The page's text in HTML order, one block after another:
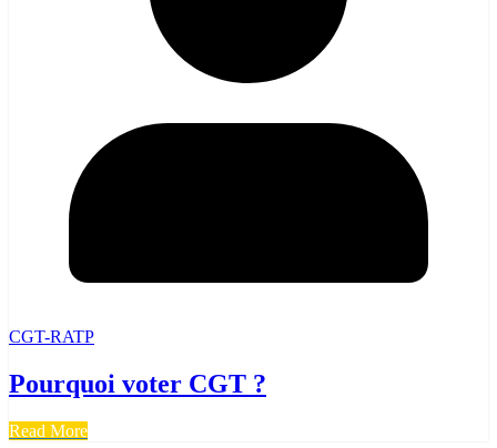
CGT-RATP
Pourquoi voter CGT ?
Read More